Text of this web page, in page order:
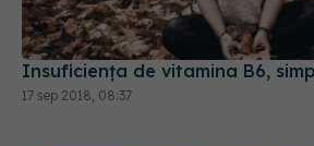
Insuficiența de vitamina B6,
17 sep 2018, 08:37